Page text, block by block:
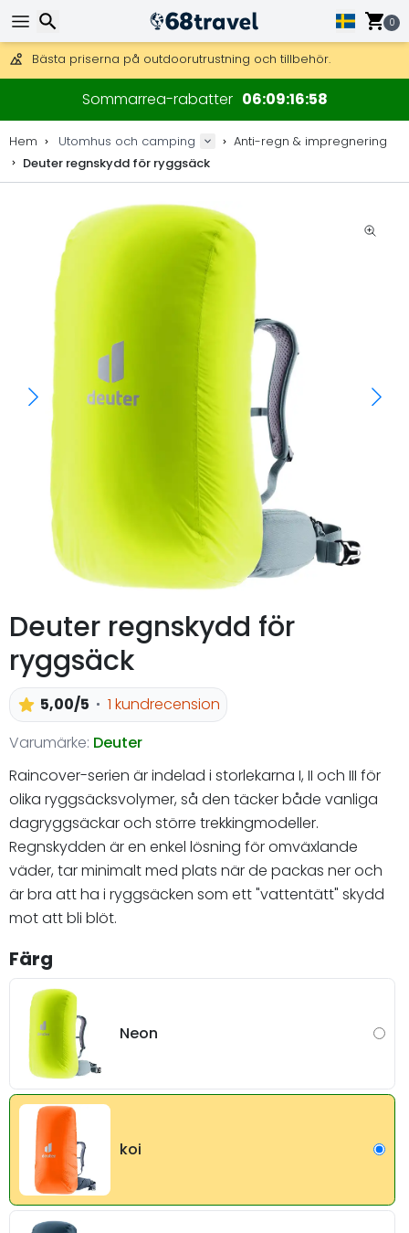
0
DHL Express över natten är också tillgängligt.
30 dagar för retur, 90 dagar för träkartor och dekorationer.
Bästa priserna på outdoorutrustning och tillbehör.
Sommarrea-rabatter 06091658
Hem Utomhus och camping
Anti-regn & impregnering
Deuter regnskydd för ryggsäck
Deuter regnskydd för
ryggsäck
5,00/5
1 kundrecension
Varumärke: Deuter
Raincover-serien är indelad i storlekarna I, II och III för
olika ryggsäcksvolymer, så den täcker både vanliga
dagryggsäckar och större trekkingmodeller.
Regnskydden är en enkel lösning för omväxlande
väder, tar minimalt med plats när de packas ner och
är bra att ha i ryggsäcken som ett "vattentätt" skydd
mot att bli blöt.
Färg
Neon
koi
Sök